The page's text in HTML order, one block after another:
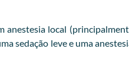
local
sedação leve e uma